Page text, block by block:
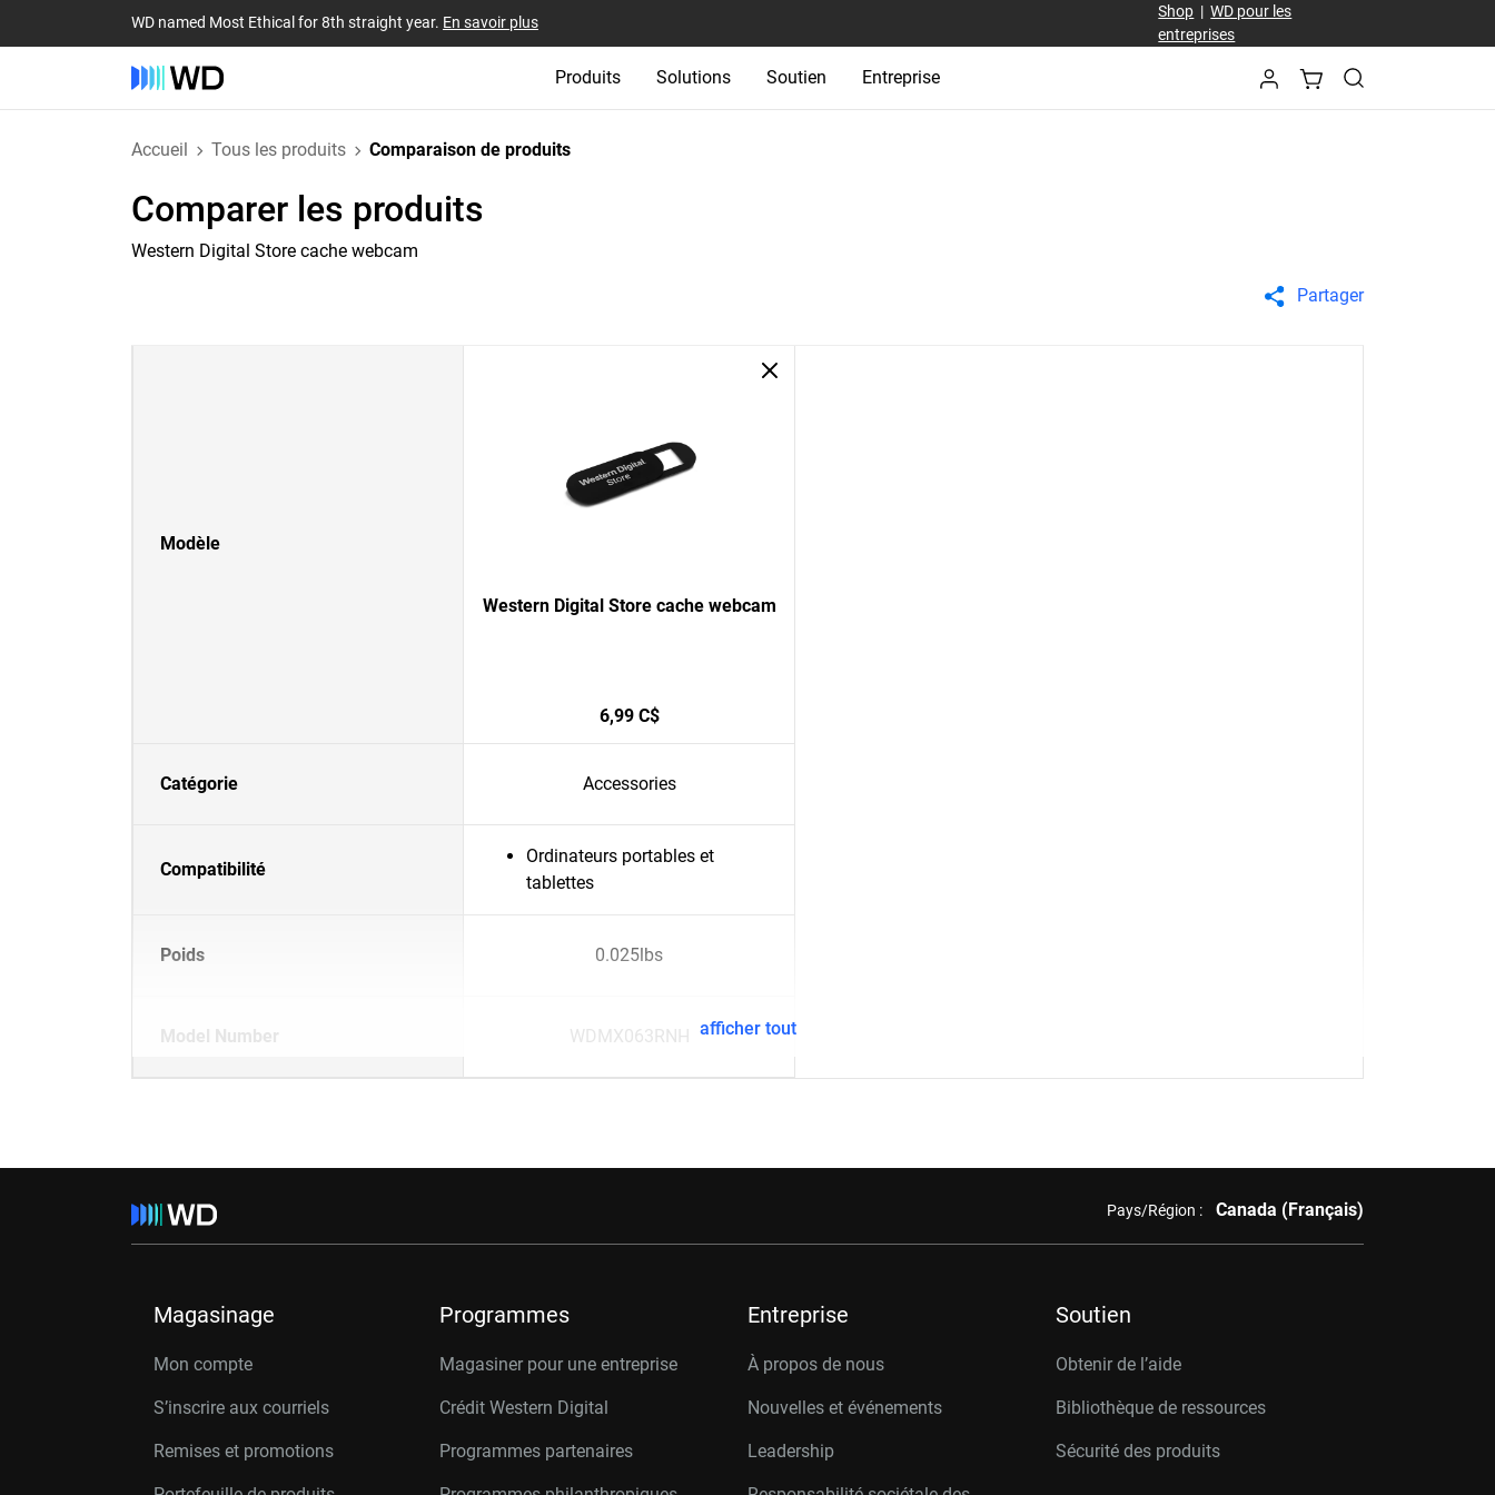
WD named Most Ethical for 8th straight year. En savoir plus
Shop |WD pour les
entreprises
Produits Solutions Soutien Entreprise
Accueil Tous les produits Comparaison de produits
Comparer les produits
Western Digital Store cache webcam
Partager
Modèle
Western Digital Store cache webcam
6,99 C$
Catégorie Accessories
Compatibilité
Ordinateurs portables et
tablettes
Poids 0.025lbs
Model Number WDMX063RNH afficher tout
Pays/Région : Canada (Français)
Magasinage
Mon compte
S’inscrire aux courriels
Remises et promotions
Programmes
Magasiner pour une entreprise
Crédit Western Digital
Programmes partenaires
Entreprise
À propos de nous
Nouvelles et événements
Leadership
Soutien
Obtenir de l’aide
Bibliothèque de ressources
Sécurité des produits